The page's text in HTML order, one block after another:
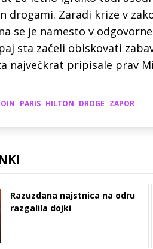
drogami. Zaradi krize v
se je namesto v
sta začeli obiskovati
največkrat pripisale prav
PARIS HILTON DROGE ZAPOR
Razuzdana najstnica na odru
razgalila dojki